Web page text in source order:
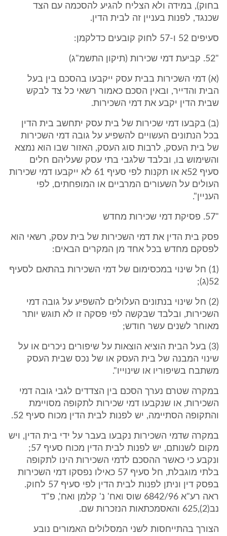
בחוק), במידה ולא הצליח להגיע להסכמה עם הצד
שכנגד, לפנות בעניין זה לבית הדין.
סעיפים 52 ו-57 לחוק קובעים כדלקמן:
"52. קביעת דמי שכירות (תיקון התשמ"ג)
(א) דמי השכירות בבית עסק ייקבעו בהסכם בין בעל
הבית והדייר, ובאין הסכם כאמור רשאי כל צד לבקש
שבית הדין יקבע את דמי השכירות.
(ב) בקבעו דמי שכירות של בית עסק יתחשב בית הדין
בכל הנתונים העשויים להשפיע על גובה דמי השכירות
של בית העסק, לרבות סוג העסק, האזור שבו הוא נמצא
והשימוש בו, ובלבד שלגבי בתי עסק שעליהם חלים
סעיף 52א או תקנות לפי סעיף 61 לא ייקבעו דמי שכירות
העולים על השעורים המרביים או המופחתים, לפי
העניין".
"57. פסיקת דמי שכירות מחדש
פסק בית הדין את דמי השכירות של בית עסק, רשאי הוא
לפסקם מחדש בכל אחד מן המקרים הבאים:
(1) חל שינוי במכסימום של דמי השכירות בהתאם לסעיף
52(ג);
(2) חל שינוי בנתונים העלולים להשפיע על גובה דמי
השכירות, ובלבד שבקשה לפי פסקה זו לא תוגש יותר
מאוחר לשנים עשר חודש;
(3) בעל הבית הוציא הוצאות על שיפורים ניכרים או על
שינוי המבנה של בית העסק או של נכס שבית העסק
משתבח בשיפוריו או שינוייו".
במקרה שטרם נערך הסכם בין הצדדים לגבי גובה דמי
השכירות, או שנקבעו דמי שכירות לתקופה מסויימת
והתקופה הסתיימה, יש לפנות לבית הדין מכוח סעיף 52.
במקרה שדמי השכירות נקבעו בעבר על ידי בית הדין, ויש
מקום לשנותם, יש לפנות לבית הדין מכוח סעיף 57;
ונקבע כי כאשר ההסכם לדמי השכירות הינו לתקופה
בלתי מוגבלת, חל סעיף 57 כאילו נפסקו דמי השכירות
בפסק דין וניתן לפנות לבית הדין לפי סעיף 57 לחוק.
ראה רע"א 6842/96 שוס ואח' נ' קלמן ואח', פ"ד
נב(2),625 והאסמכתאות הנזכרות שם.
הצורך בהתייחסות לשני המסלולים האמורים נובע